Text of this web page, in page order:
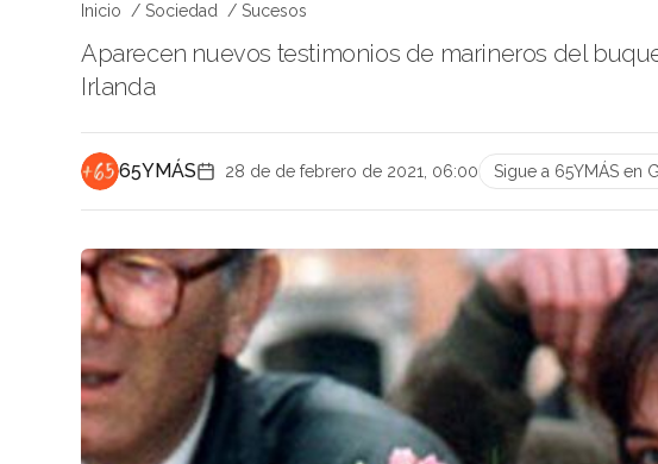
Inicio Sociedad Sucesos
Aparecen nuevos testimonios de marineros del
Irlanda
65YMÁS 28 de de febrero de 2021, 06:00 Sigue a 65YMÁS en